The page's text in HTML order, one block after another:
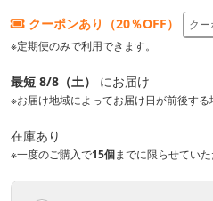
クーポンあり（20％OFF）
ク
※定期便のみで利用できます。
最短 8/8（土） にお届け
※お届け地域によってお届け日が前後する
在庫あり
※一度のご購入で15個までに限らせていた